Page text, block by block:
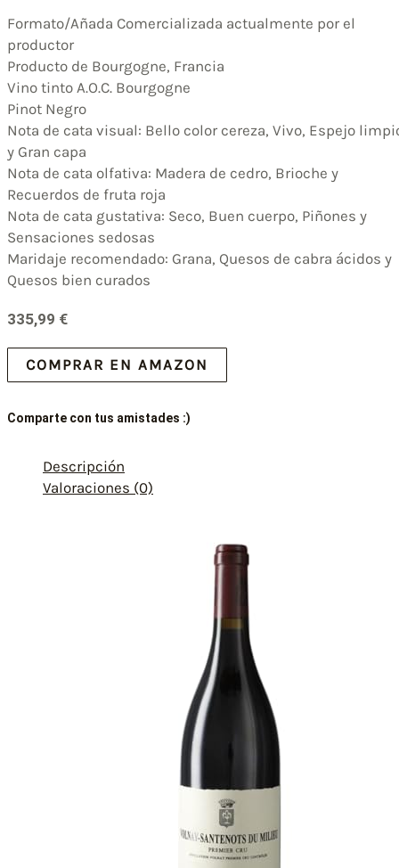
Formato/Añada Comercializada actualmente por el
productor
Producto de Bourgogne, Francia
Vino tinto A.O.C. Bourgogne
Pinot Negro
Nota de cata visual: Bello color cereza, Vivo, Espejo
y Gran capa
Nota de cata olfativa: Madera de cedro, Brioche y
Recuerdos de fruta roja
Nota de cata gustativa: Seco, Buen cuerpo, Piñones y
Sensaciones sedosas
Maridaje recomendado: Grana, Quesos de cabra ácidos y
Quesos bien curados
335,99 €
COMPRAR EN AMAZON
Comparte con tus amistades :)
Descripción
Valoraciones (0)